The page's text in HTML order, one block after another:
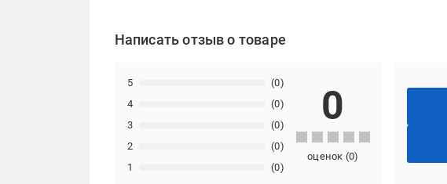
Написать отзыв о товаре
1 (0)
2 (0)
3 (0)
4 (0)
5 (0)
0
оценок (0)